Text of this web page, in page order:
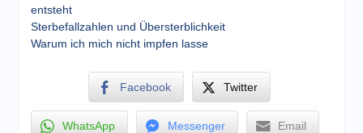
entsteht
Sterbefallzahlen und Übersterblichkeit
Warum ich mich nicht impfen lasse
Facebook Twitter
WhatsApp Messenger Email